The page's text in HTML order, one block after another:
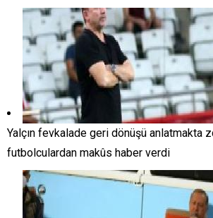
Yalçın fevkalade geri dönüşü anlatmakta
futbolculardan makûs haber verdi